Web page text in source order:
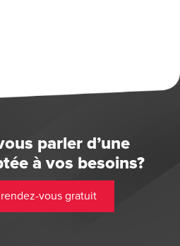
parler d’une
à vos besoins?
vous gratuit